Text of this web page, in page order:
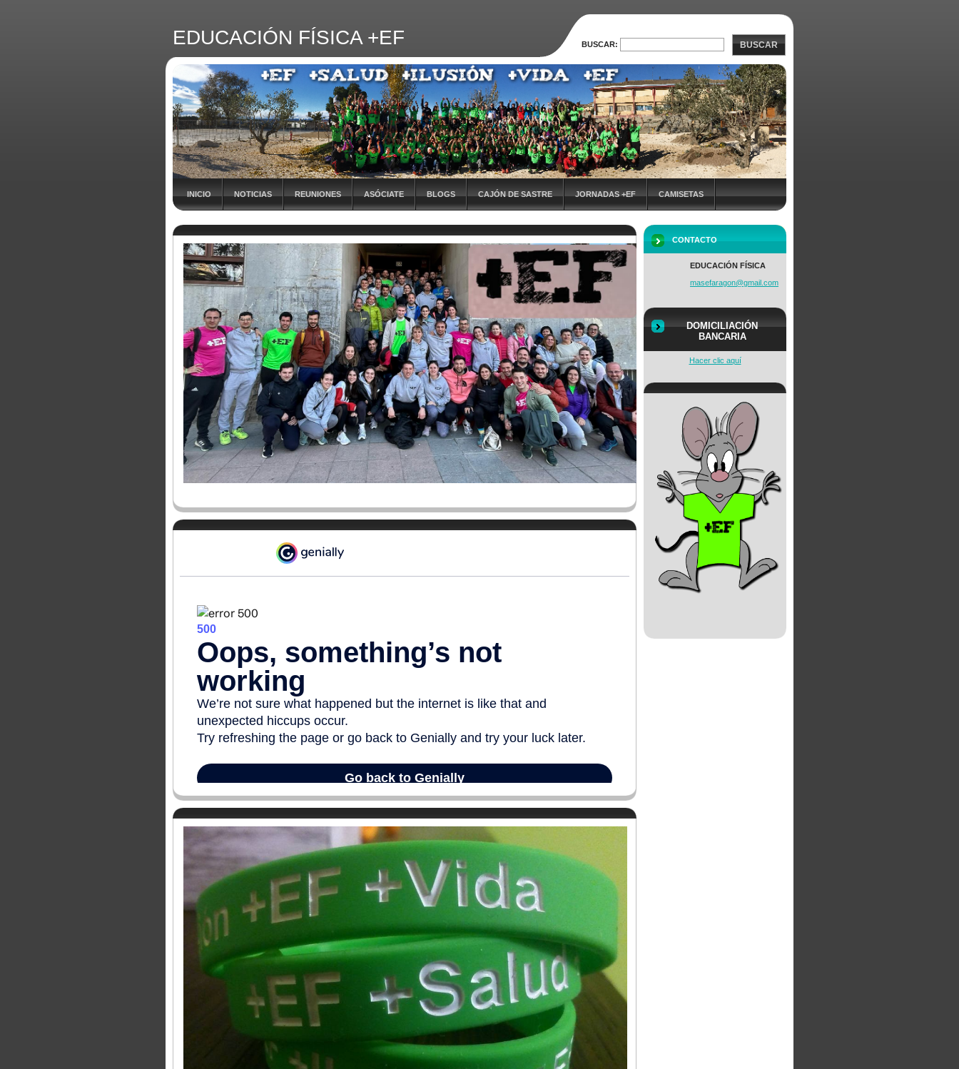
EDUCACIÓN FÍSICA +EF
INICIO NOTICIAS REUNIONES ASÓCIATE BLOGS CAJÓN DE SASTRE JORNADAS +EF CAMISETAS
INSCRIPCIÓN Vª JORNADA +EF VIª JORNADA DE FORMACIÓN EVALUACIÓN DE LAS JORNADAS X JORNADAS +EF
CONTACTO
EDUCACIÓN FÍSICA
masefaragon@gmail.com
DOMICILIACIÓN
BANCARIA
Hacer clic aquí
BUSCAR: BUSCAR